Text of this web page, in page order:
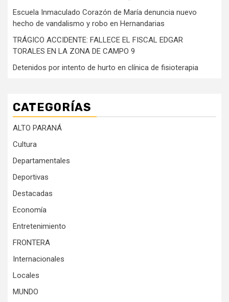
Escuela Inmaculado Corazón de María denuncia nuevo
hecho de vandalismo y robo en Hernandarias
TRÁGICO ACCIDENTE: FALLECE EL FISCAL EDGAR
TORALES EN LA ZONA DE CAMPO 9
Detenidos por intento de hurto en clínica de fisioterapia
CATEGORÍAS
ALTO PARANÁ
Cultura
Departamentales
Deportivas
Destacadas
Economía
Entretenimiento
FRONTERA
Internacionales
Locales
MUNDO